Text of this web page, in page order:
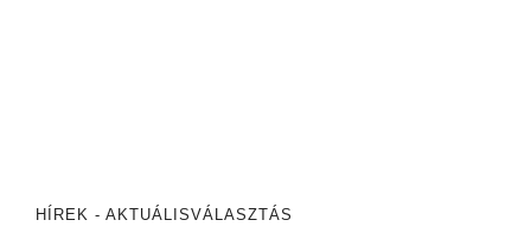
HÍREK - AKTUÁLISVÁLASZTÁS